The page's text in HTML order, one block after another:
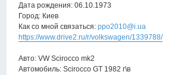
Дата рождения: 06.10.1973
Город: Киев
Как со мной связаться:ppo2010@i.ua
https://www.drive2.ru/r/volkswagen/1339788/
Авто: VW Scirocco mk2
Автомобиль: Scirocco GT 1982 г\в